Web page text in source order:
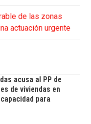
de las zonas
actuación urgente
acusa al PP de
de viviendas en
para